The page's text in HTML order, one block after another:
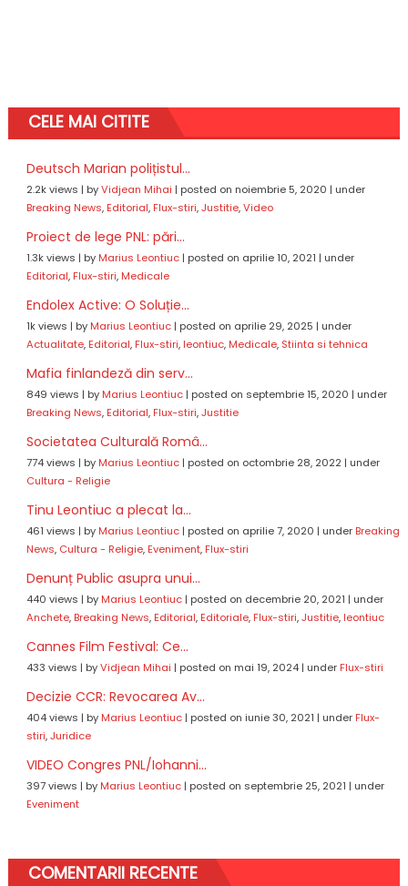
CELE MAI CITITE
Deutsch Marian polițistul...
2.2k views | byVidjean Mihai | posted on noiembrie 5, 2020 | under
Breaking News, Editorial, Flux-stiri,Justitie,Video
Proiect de lege PNL: pări...
1.3k views | by Marius Leontiuc| posted on aprilie 10, 2021 | under
Editorial, Flux-stiri, Medicale
Endolex Active: O Soluție...
1k views | by Marius Leontiuc| posted on aprilie 29, 2025 | under
Actualitate, Editorial, Flux-stiri, leontiuc, Medicale, Stiinta si tehnica
Mafia finlandeză din serv...
849 views | by Marius Leontiuc| posted on septembrie 15, 2020 | under
Breaking News, Editorial, Flux-stiri,Justitie
Societatea Culturală Româ...
774 views | by Marius Leontiuc| posted on octombrie 28, 2022| under
Cultura - Religie
Tinu Leontiuc a plecat la...
461 views | by Marius Leontiuc| posted on aprilie 7, 2020 | under Breaking
News, Cultura - Religie, Eveniment, Flux-stiri
Denunț Public asupra unui...
440 views | by Marius Leontiuc| posted on decembrie 20, 2021 | under
Anchete, Breaking News, Editorial, Editoriale, Flux-stiri,Justitie, leontiuc
Cannes Film Festival: Ce...
433 views | byVidjean Mihai | posted on mai 19, 2024| under Flux-stiri
Decizie CCR: Revocarea Av...
404 views | by Marius Leontiuc| posted on iunie 30, 2021 | under Flux-
stiri,Juridice
VIDEO Congres PNL/Iohanni...
397 views | by Marius Leontiuc| posted on septembrie 25, 2021 | under
Eveniment
COMENTARII RECENTE